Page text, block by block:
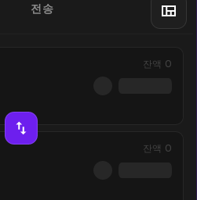
전송
잔액 0
잔액 0